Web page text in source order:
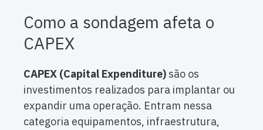
Como a sondagem afeta o
CAPEX
CAPEX (Capital Expenditure) são os
investimentos realizados para implantar ou
expandir uma operação. Entram nessa
categoria equipamentos, infraestrutura,